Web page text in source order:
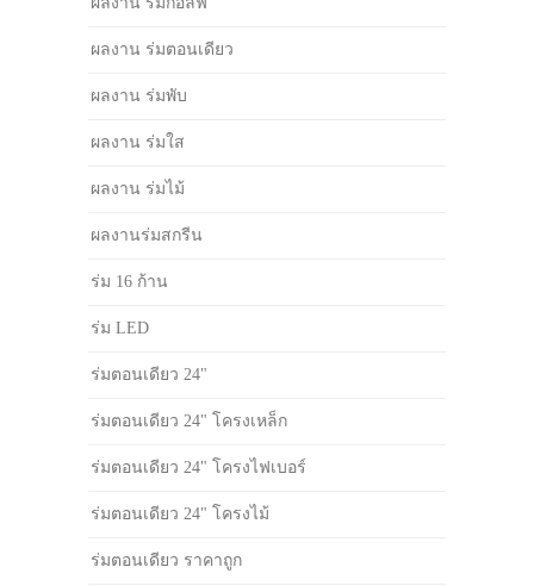
ผลงาน ร่มตอนเดียว
ผลงาน ร่มพับ
ผลงาน ร่มใส
ผลงาน ร่มไม้
ผลงานร่มสกรีน
ร่ม 16 ก้าน
ร่ม LED
ร่มตอนเดียว 24"
ร่มตอนเดียว 24" โครงเหล็ก
ร่มตอนเดียว 24" โครงไฟเบอร์
ร่มตอนเดียว 24" โครงไม้
ร่มตอนเดียว ราคาถูก